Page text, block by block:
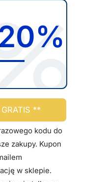
**
kodu do
zakupy. Kupon
w sklepie.